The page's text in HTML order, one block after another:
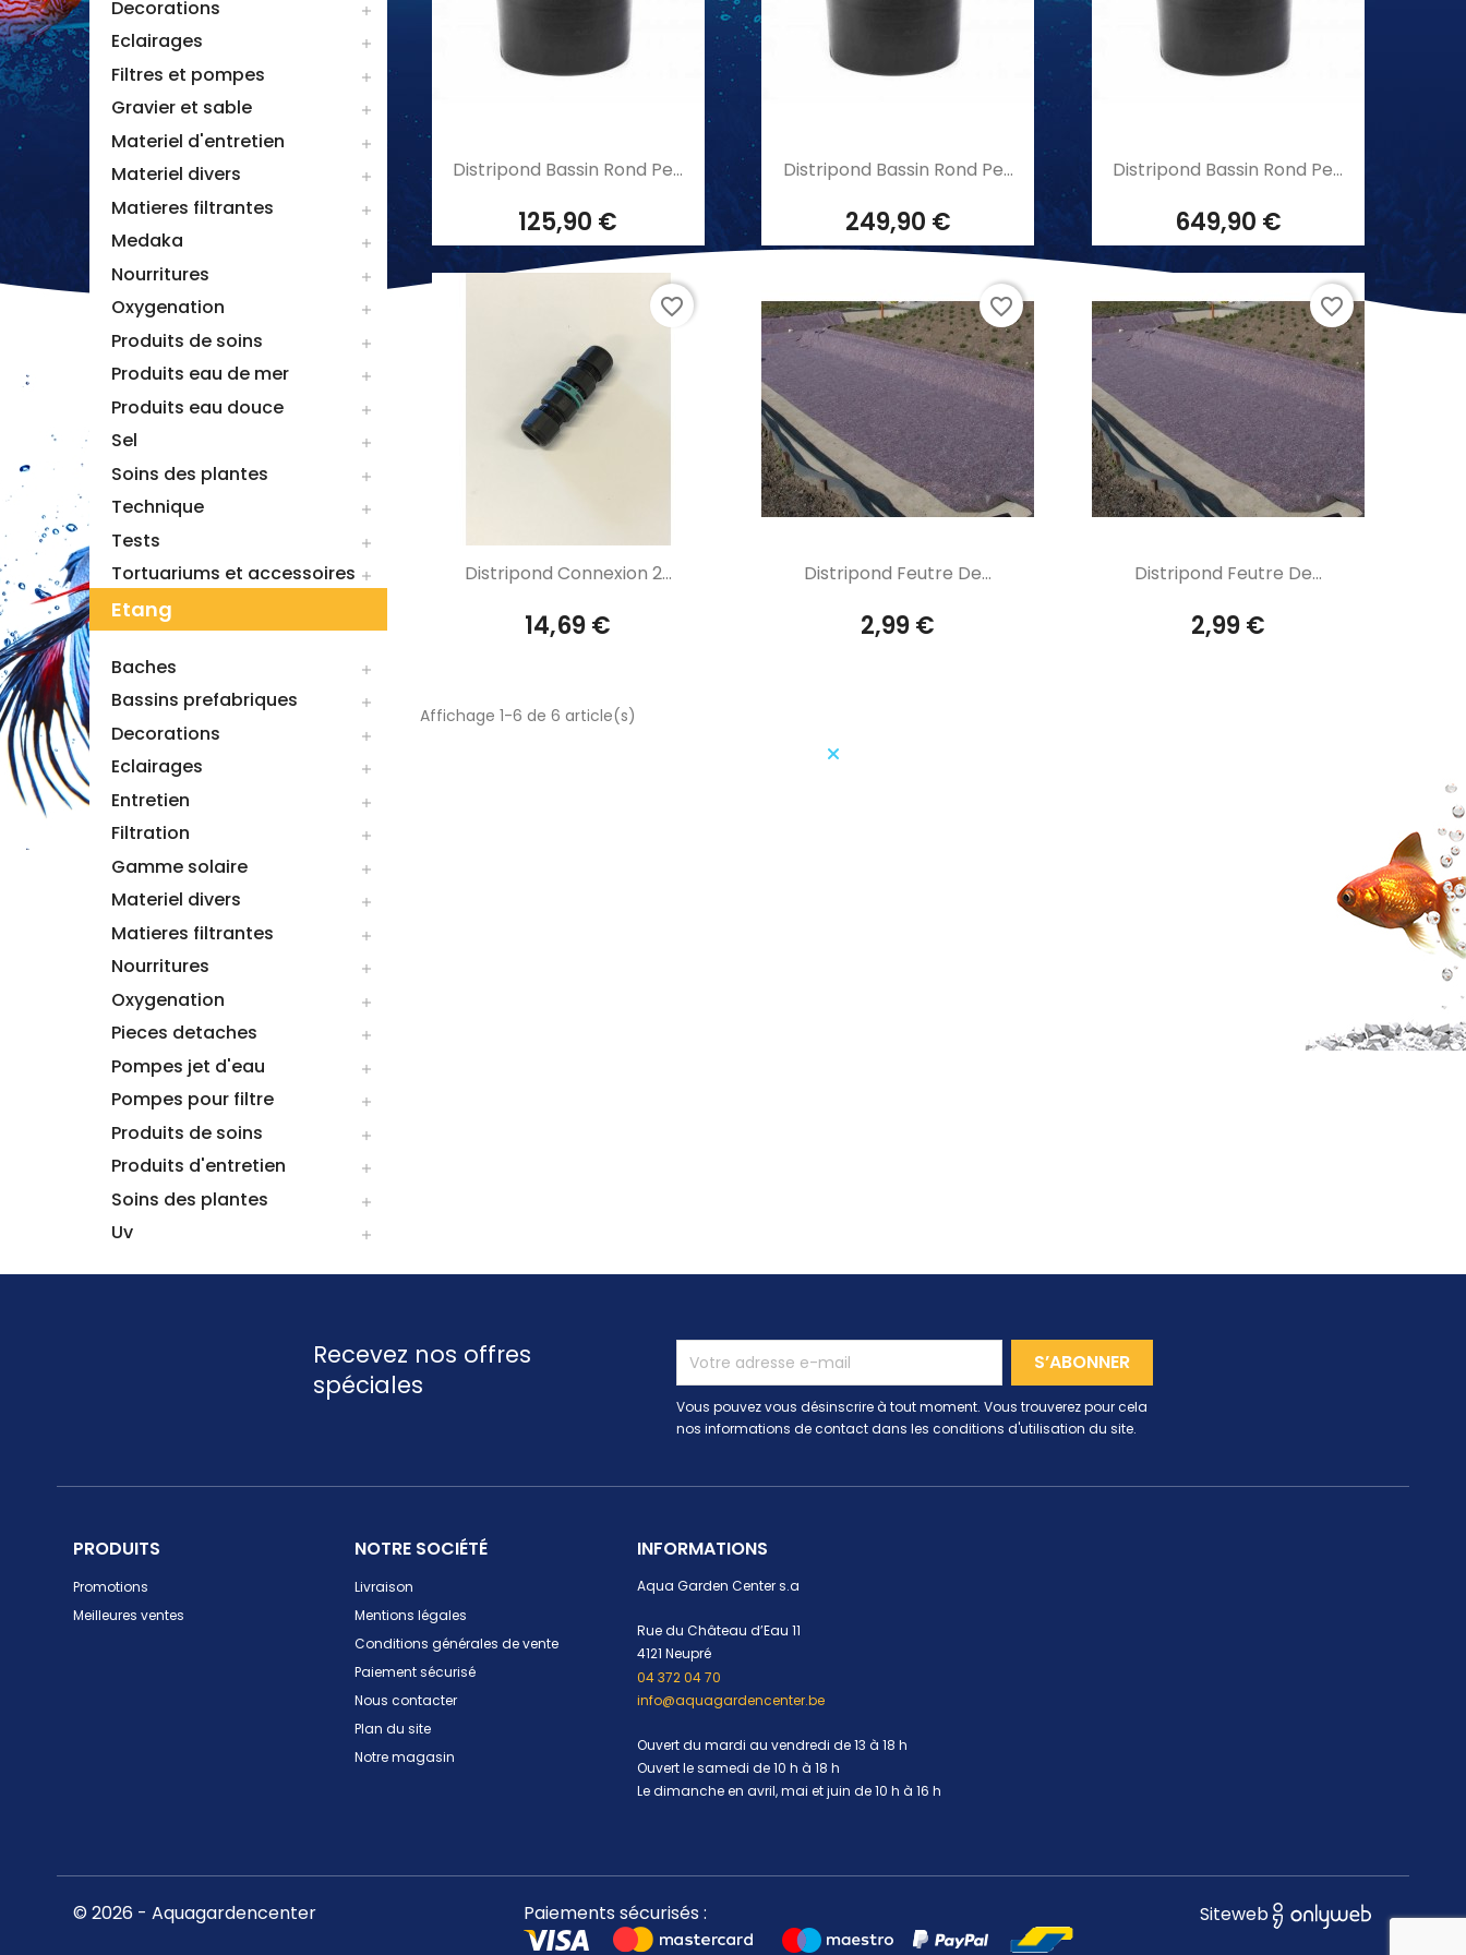
Decorations 
Eclairages 
Filtres et pompes 
Gravier et sable 
Materiel d'entretien 
Materiel divers 
Matieres filtrantes 
Medaka 
Nourritures 
Oxygenation 
Produits de soins 
Produits eau de mer 
Produits eau douce 
Sel 
Soins des plantes 
Technique 
Tests 
Tortuariums et accessoires 
Etang
Baches 
Bassins prefabriques 
Decorations 
Eclairages 
Entretien 
Filtration 
Gamme solaire 
Materiel divers 
Matieres filtrantes 
Nourritures 
Oxygenation 
Pieces detaches 
Pompes jet d'eau 
Pompes pour filtre 
Produits de soins 
Produits d'entretien 
Soins des plantes 
Uv 
Aperçu rapide
Distripond Bassin Rond Pe...
125,90 €
Aperçu rapide
Distripond Bassin Rond Pe...
249,90 €
Aperçu rapide
Distripond Bassin Rond Pe...
649,90 €
Aperçu rapide
Distripond Connexion 2...
14,69 €
favorite_border
Aperçu rapide
Distripond Feutre De...
2,99 €
favorite_border
Aperçu rapide
Distripond Feutre De...
2,99 €
favorite_border
Affichage 1-6 de 6 article(s)
Recevez nos offres
spéciales
Vous pouvez vous désinscrire à tout moment. Vous trouverez pour cela
nos informations de contact dans les conditions d'utilisation du site.
PRODUITS
Promotions
Meilleures ventes
NOTRE SOCIÉTÉ
Livraison
Mentions légales
Conditions générales de vente
Paiement sécurisé
Nous contacter
Plan du site
Notre magasin
INFORMATIONS
Aqua Garden Center s.a
Rue du Château d’Eau 11
4121 Neupré
04 372 04 70
info@aquagardencenter.be
Ouvert du mardi au vendredi de 13 à 18 h
Ouvert le samedi de 10 h à 18 h
Le dimanche en avril, mai et juin de 10 h à 16 h
© 2026 - Aquagardencenter Paiements sécurisés : Siteweb